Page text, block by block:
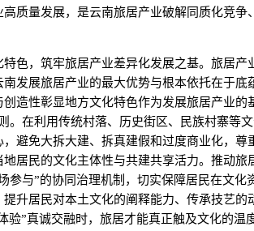
质量发展，是云南旅居产业破解同质化竞争
，筑牢旅居产业差异化发展之基。旅居产
发展旅居产业的最大优势与根本依托在于底
造性彰显地方文化特色作为发展旅居产业的
。在利用传统村落、历史街区、民族村寨等文
避免大拆大建、拆真建假和过度商业化，尊
居民的文化主体性与共建共享活力。推动旅
参与”的协同治理机制，切实保障居民在文化
升居民对本土文化的阐释能力、传承技艺的
验”真诚交融时，旅居才能真正触及文化的温